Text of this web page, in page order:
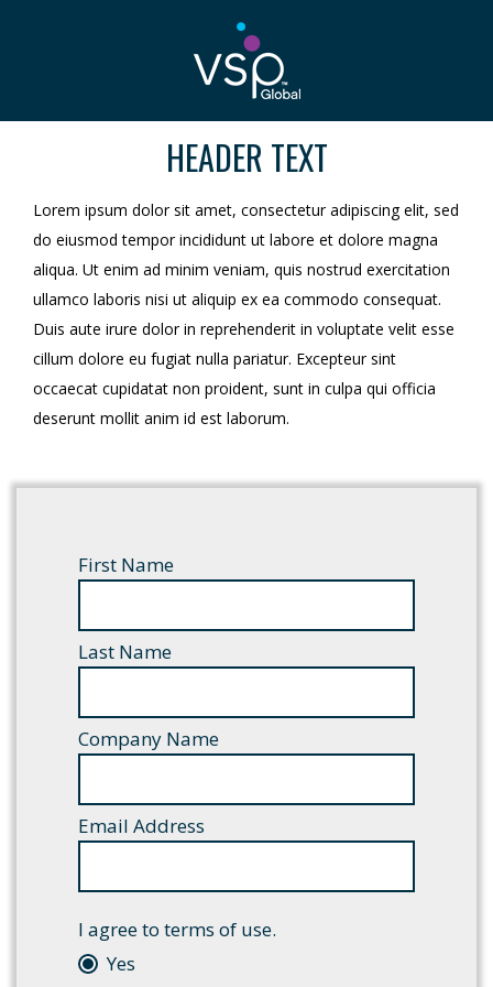
HEADER TEXT
Lorem ipsum dolor sit amet, consectetur adipiscing elit, sed
do eiusmod tempor incididunt ut labore et dolore magna
aliqua. Ut enim ad minim veniam, quis nostrud exercitation
ullamco laboris nisi ut aliquip ex ea commodo consequat.
Duis aute irure dolor in reprehenderit in voluptate velit esse
cillum dolore eu fugiat nulla pariatur. Excepteur sint
occaecat cupidatat non proident, sunt in culpa qui officia
deserunt mollit anim id est laborum.
First Name
Last Name
Company Name
Email Address
I agree to terms of use.
Yes